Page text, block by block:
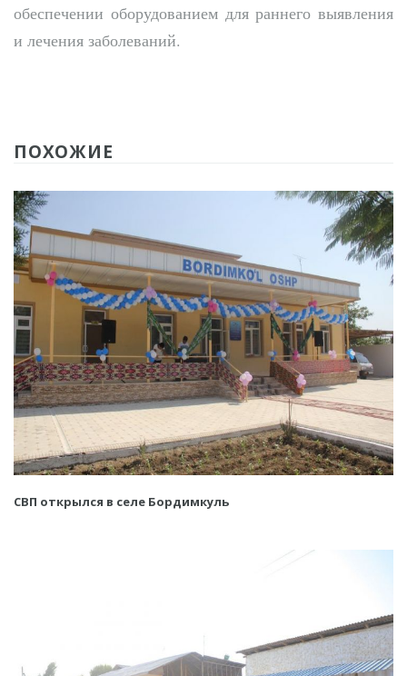
обеспечении оборудованием для раннего выявления
и лечения заболеваний.
ПОХОЖИЕ
СВП открылся в селе Бордимкуль